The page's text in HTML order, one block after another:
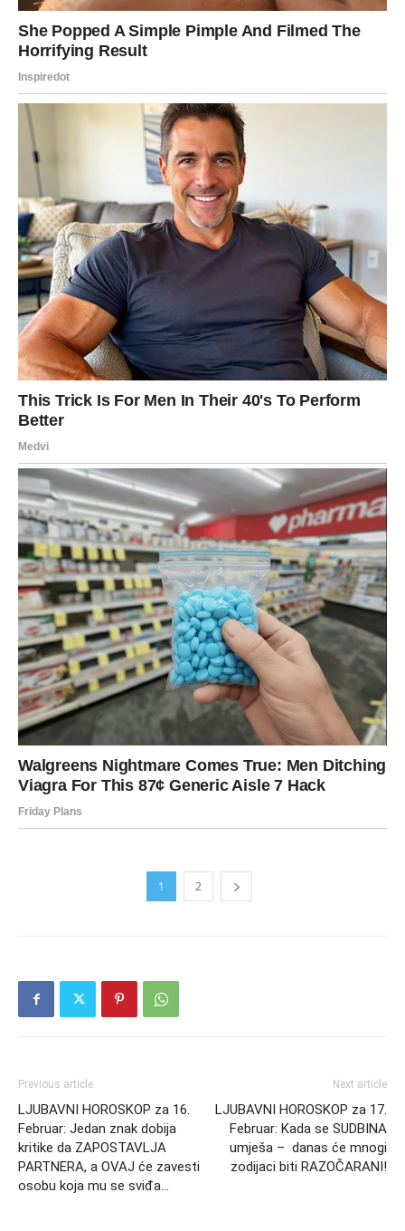
1 2
Previous article
LJUBAVNI HOROSKOP za 16.
Februar: Jedan znak dobija
kritike da ZAPOSTAVLJA
PARTNERA, a OVAJ će zavesti
osobu koja mu se sviđa…
Next article
LJUBAVNI HOROSKOP za 17.
Februar: Kada se SUDBINA
umješa – danas će mnogi
zodijaci biti RAZOČARANI!